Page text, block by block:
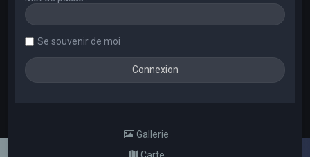
Se souvenir de moi
Gallerie
Carte